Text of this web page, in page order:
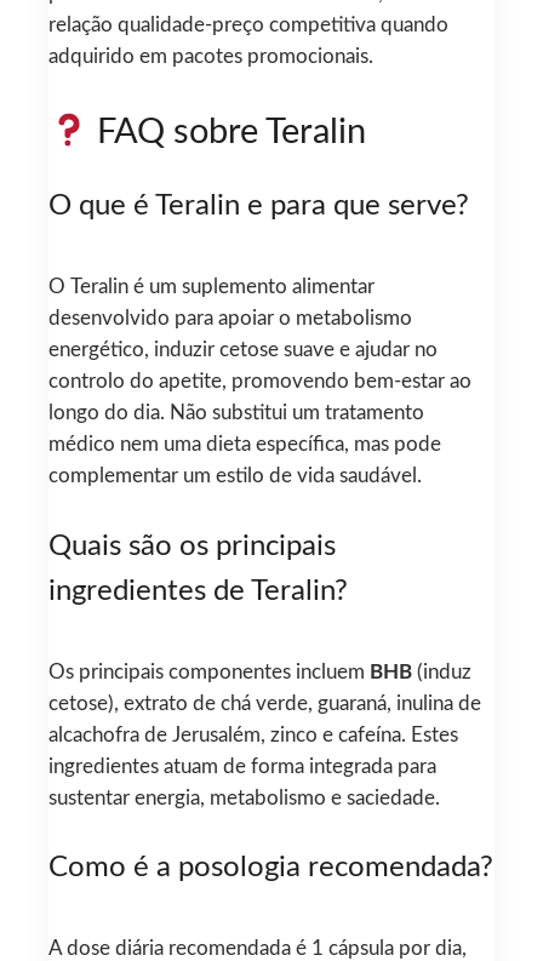
relação qualidade-preço competitiva quando
adquirido em pacotes promocionais.
FAQ sobre Teralin
O que é Teralin e para que serve?
O Teralin é um suplemento alimentar
desenvolvido para apoiar o metabolismo
energético, induzir cetose suave e ajudar no
controlo do apetite, promovendo bem-estar ao
longo do dia. Não substitui um tratamento
médico nem uma dieta específica, mas pode
complementar um estilo de vida saudável.
Quais são os principais
ingredientes de Teralin?
Os principais componentes incluem BHB (induz
cetose), extrato de chá verde, guaraná, inulina de
alcachofra de Jerusalém, zinco e cafeína. Estes
ingredientes atuam de forma integrada para
sustentar energia, metabolismo e saciedade.
Como é a posologia recomendada?
A dose diária recomendada é 1 cápsula por dia,